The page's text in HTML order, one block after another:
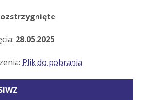
28.05.2025
Plik do pobrania